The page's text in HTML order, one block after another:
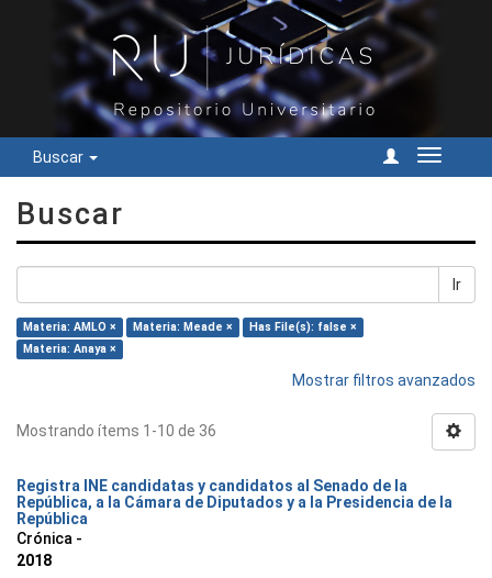
Buscar
Cambiar
Buscar
Ir
Materia: AMLO × Materia: Meade ×
Has File(s): false ×
Materia: Anaya ×
Mostrar filtros avanzados
Mostrando ítems 1-10 de 36
Registra INE candidatas y candidatos al Senado de la
República, a la Cámara de Diputados y a la Presidencia de la
República
Crónica -
2018